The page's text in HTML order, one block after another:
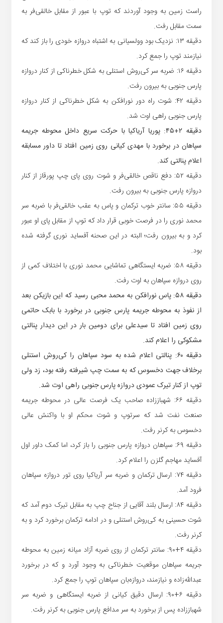
راست زمین به وجود آوردند که توپ با عبور از مقابل خالقی‌فر به
سمت مقابل رفت.
دقیقه ۱۳: نزدیک بود وولسیانی به اشتباه دروازه خودی را باز کند که
نیازمند توپ را جمع کرد.
دقیقه ۱۶: ضربه سر کی‌روش استنلی به شکل خطرناکی از کنار دروازه
پارس جنوبی به بیرون رفت.
دقیقه ۴۲: شوت راه دور نورافکن به شکل خطرناکی از کنار دروازه
پارس جنوبی راهی اوت شد.
دقیقه ۲+۴۵: پوریا آریاکیا با حرکت سریع داخل محوطه جریمه
سپاهان در برخورد با مهدی کیانی روی زمین افتاد تا داور مسابقه
اعلام پنالتی کند.
دقیقه ۵۲: دفع ناقص خالقی‌فر و شوت روی پای چپ پورقاز از کنار
دروازه پارس جنوبی به بیرون رفت.
دقیقه ۵۵: سانتر خوب ترکمان و پاس به عقب خالقی‌فر با ضربه سر
محمد نوری را در فرصت خوبی قرار داد که توپ از مقابل پای او عبور
کرد و به بیرون رفت؛ البته در این صحنه آفساید نوری گرفته شده
بود.
دقیقه ۵۸: ضربه ایستگاهی تماشایی محمد نوری با اختلاف کمی از
روی دروازه سپاهان به اوت رفت.
دقیقه ۵۸: پاس نورافکن به محمد محبی رسید که این بازیکن بعد
از نفوذ به محوطه جریمه پارس جنوبی در برخورد با بابک حاتمی
روی زمین افتاد تا سیدعلی برای دومین بار در این دیدار پنالتی
مشکوکی را اعلام کند.
دقیقه ۶۰: پنالتی اعلام شده به سود سپاهان را کی‌روش استنلی
برخلاف جهت دخسوس که به سمت چپ شیرفته رفته بود، زد ولی
توپ از کنار تیرک عمودی دروازه پارس جنوبی راهی اوت شد.
دقیقه ۶۶: شهباززاده صاحب یک فرصت عالی در محوطه جریمه
صنعت نفت شد که سرتوپ و شوت محکم او با واکنش عالی
دخسوس به کرنر رفت.
دقیقه ۶۹: سپاهان دروازه پارس جنوبی را باز کرد، اما کمک داور اول
آفساید مهاجم گلزن را اعلام کرد.
دقیقه ۷۴: ارسال ترکمان و ضربه سر آریاکیا روی تور دروازه سپاهان
فرود آمد.
دقیقه ۸۴: ارسال بلند آقایی از جناح چپ به مقابل تیرک دوم آمد که
شوت حسینی به کی‌روش استنلی و در ادامه ترکمان برخورد کرد و به
کرنر رفت.
دقیقه ۴+۹۰: سانتر ترکمان از روی ضربه آزاد میانه زمین به محوطه
جریمه سپاهان موقعیت خطرناکی به وجود آورد و که در برخورد
عبدالله‌زاده و نیازمند، دروازه‌بان سپاهان توپ را جمع کرد.
دقیقه ۶+۹۰: ارسال دقیق کیانی از ضربه ایستگاهی و ضربه سر
شهباززاده پس از برخورد به سر مدافع پارس جنوبی به کرنر رفت.